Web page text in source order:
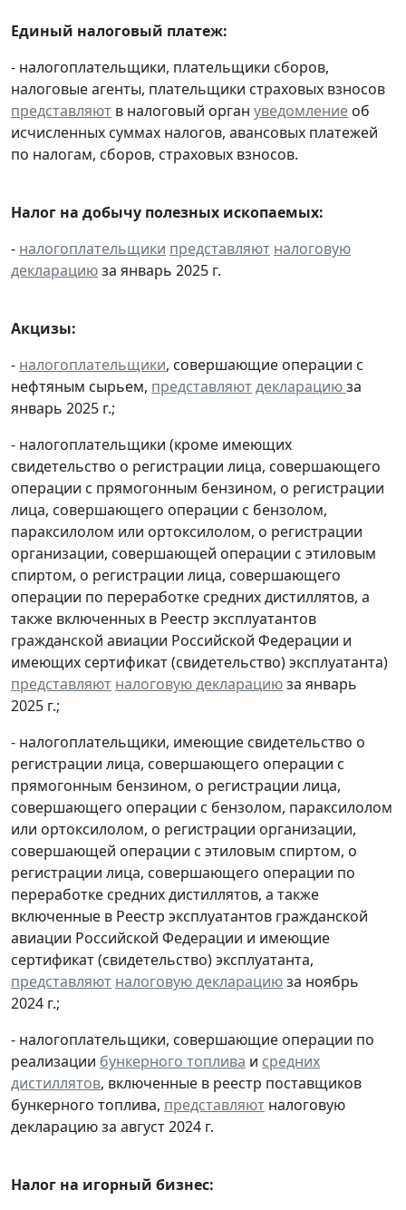
Единый налоговый платеж:
- налогоплательщики, плательщики сборов,
налоговые агенты, плательщики страховых взносов
представляют в налоговый орган уведомление об
исчисленных суммах налогов, авансовых платежей
по налогам, сборов, страховых взносов.
Налог на добычу полезных ископаемых:
- налогоплательщики представляют налоговую
декларациюза январь 2025 г.
Акцизы:
- налогоплательщики, совершающие операции с
нефтяным сырьем, представляютдекларациюза
январь 2025 г.;
- налогоплательщики (кроме имеющих
свидетельство о регистрации лица, совершающего
операции с прямогонным бензином, о регистрации
лица, совершающего операции с бензолом,
параксилолом или ортоксилолом, о регистрации
организации, совершающей операции с этиловым
спиртом, о регистрации лица, совершающего
операции по переработке средних дистиллятов, а
также включенных в Реестр эксплуатантов
гражданской авиации Российской Федерации и
имеющих сертификат (свидетельство) эксплуатанта)
представляют налоговую декларациюза январь
2025 г.;
- налогоплательщики, имеющие свидетельство о
регистрации лица, совершающего операции с
прямогонным бензином, о регистрации лица,
совершающего операции с бензолом, параксилолом
или ортоксилолом, о регистрации организации,
совершающей операции с этиловым спиртом, о
регистрации лица, совершающего операции по
переработке средних дистиллятов, а также
включенные в Реестр эксплуатантов гражданской
авиации Российской Федерации и имеющие
сертификат (свидетельство) эксплуатанта,
представляют налоговую декларациюза ноябрь
2024 г.;
- налогоплательщики, совершающие операции по
реализации бункерного топлива и средних
дистиллятов, включенные в реестр поставщиков
бункерного топлива, представляют налоговую
декларацию за август 2024 г.
Налог на игорный бизнес: